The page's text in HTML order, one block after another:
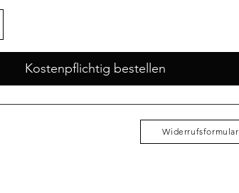
Kostenpflichtig bestellen
Widerrufsformular